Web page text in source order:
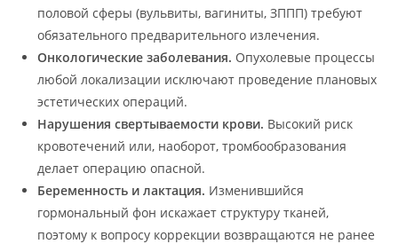
половой сферы (вульвиты, вагиниты, ЗППП) требуют
обязательного предварительного излечения.
Онкологические заболевания. Опухолевые процессы
любой локализации исключают проведение плановых
эстетических операций.
Нарушения свертываемости крови. Высокий риск
кровотечений или, наоборот, тромбообразования
делает операцию опасной.
Беременность и лактация. Изменившийся
гормональный фон искажает структуру тканей,
поэтому к вопросу коррекции возвращаются не ранее